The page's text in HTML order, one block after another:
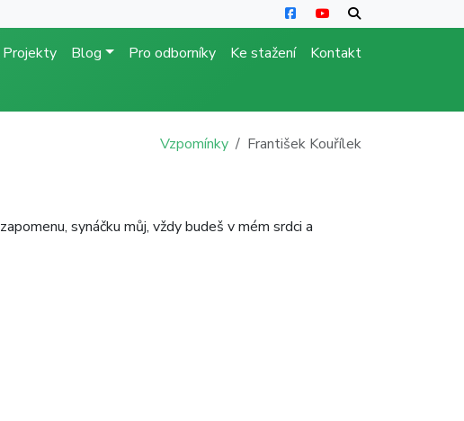
Projekty Blog Pro odborníky Ke stažení Kontakt
Vzpomínky František Kouřílek
synáčku můj, vždy budeš v mém srdci a